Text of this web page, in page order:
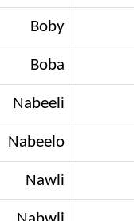
Boby
Boba
Nabeeli
Nabeelo
Nawli